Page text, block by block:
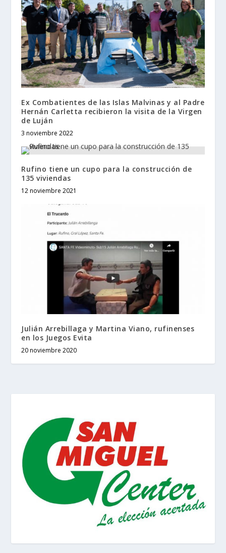
Ex Combatientes de las Islas Malvinas y al Padre
Hernán Carletta recibieron la visita de la Virgen
de Luján
3 noviembre 2022
Rufino tiene un cupo para la construcción de
135 viviendas
12 noviembre 2021
Julián Arrebillaga y Martina Viano, rufinenses
en los Juegos Evita
20 noviembre 2020